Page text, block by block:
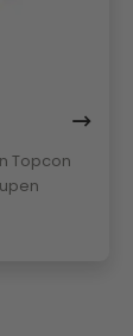
Topcon